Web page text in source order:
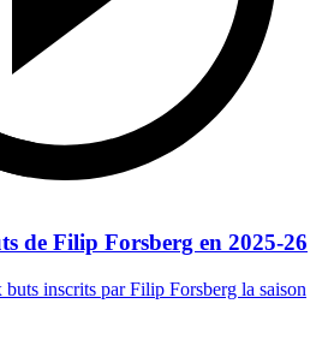
de Filip Forsberg en 2025-26
inscrits par Filip Forsberg la saison